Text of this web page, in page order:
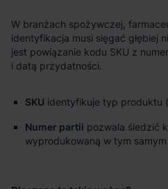
W branżach spożywczej,
identyfikacja musi sięgać głębiej
jest powiązanie kodu SKU z
i datą przydatności.
SKU identyfikuje typ produktu
Numer partii pozwala śledzić
wyprodukowaną w tym